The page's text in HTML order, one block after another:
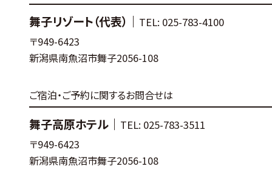
舞子リゾート（代表）｜ TEL: 025-783-4100
〒949-6423
新潟県南魚沼市舞子2056-108
ご宿泊・ご予約に関するお問合せは
舞子高原ホテル｜ TEL: 025-783-3511
〒949-6423
新潟県南魚沼市舞子2056-108